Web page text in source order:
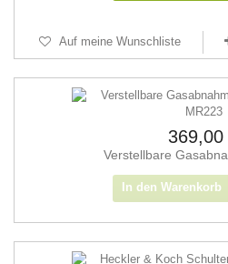
Auf meine Wunschliste
369,00
Verstellbare
In den Warenkorb